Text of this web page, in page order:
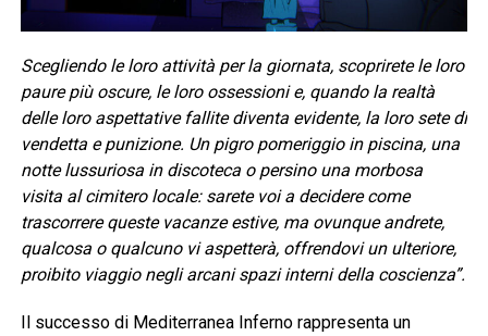
Scegliendo le loro attività per la giornata, scoprirete le loro
paure più oscure, le loro ossessioni e, quando la realtà
delle loro aspettative fallite diventa evidente, la loro sete di
vendetta e punizione. Un pigro pomeriggio in piscina, una
notte lussuriosa in discoteca o persino una morbosa
visita al cimitero locale: sarete voi a decidere come
trascorrere queste vacanze estive, ma ovunque andrete,
qualcosa o qualcuno vi aspetterà, offrendovi un ulteriore,
proibito viaggio negli arcani spazi interni della coscienza”.
Il successo di Mediterranea Inferno rappresenta un